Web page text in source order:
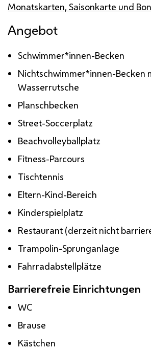
Monatskarten, Saisonkarte und
Angebot
Schwimmer*innen-Becken
Nichtschwimmer*innen-Becken
Wasserrutsche
Planschbecken
Street-Soccerplatz
Beachvolleyballplatz
Fitness-Parcours
Tischtennis
Eltern-Kind-Bereich
Kinderspielplatz
Restaurant (derzeit nicht
Trampolin-Sprunganlage
Fahrradabstellplätze
Barrierefreie Einrichtungen
WC
Brause
Kästchen